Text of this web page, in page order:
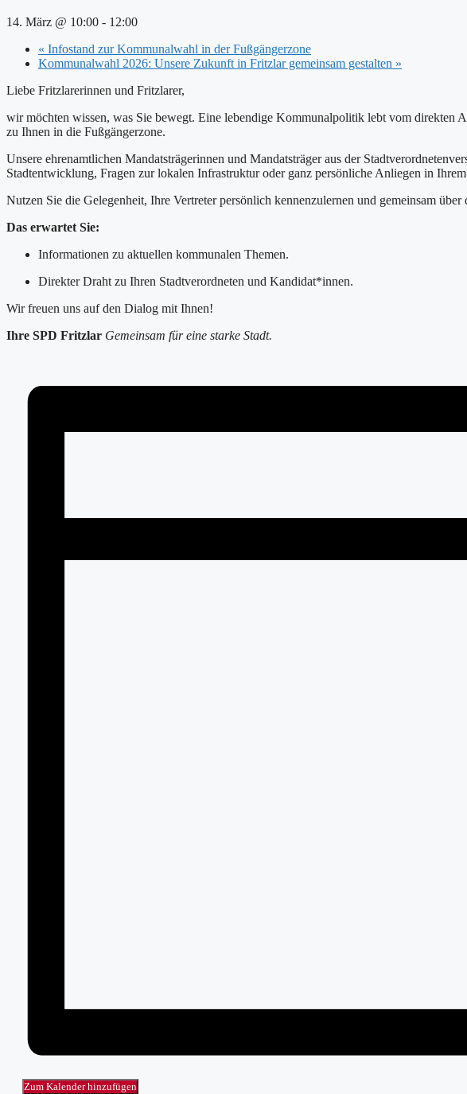
14. März @ 10:00 - 12:00
« Infostand zur Kommunalwahl in der Fußgängerzone
Kommunalwahl 2026: Unsere Zukunft in Fritzlar gemeinsam gestalten »
Liebe Fritzlarerinnen und Fritzlarer,
wir möchten wissen, was Sie bewegt. Eine lebendige Kommunalpolitik lebt vom
zu Ihnen in die Fußgängerzone.
Unsere ehrenamtlichen Mandatsträgerinnen und Mandatsträger aus der
Stadtentwicklung, Fragen zur lokalen Infrastruktur oder ganz persönliche Anliegen in
Nutzen Sie die Gelegenheit, Ihre Vertreter persönlich kennenzulernen und gemeinsam
Das erwartet Sie:
Informationen zu aktuellen kommunalen Themen.
Direkter Draht zu Ihren Stadtverordneten und Kandidat*innen.
Wir freuen uns auf den Dialog mit Ihnen!
Ihre SPD Fritzlar Gemeinsam für eine starke Stadt.
Zum Kalender hinzufügen